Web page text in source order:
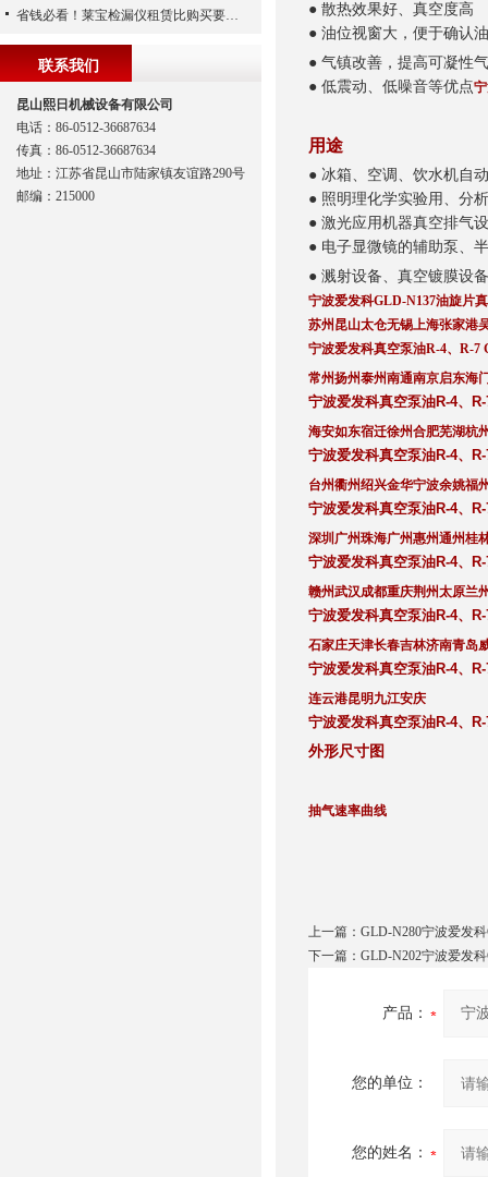
● 散热效果好、真空度高
● 油位视窗大，便于确认
● 气镇改善，提高可凝性
● 低震动、低噪音等优点
用途
● 冰箱、空调、饮水机自
● 照明理化学实验用、分
● 激光应用机器真空排气
● 电子显微镜的辅助泵、
● 溅射设备、真空镀膜设备
宁波爱发科GLD-N137油旋片
苏州昆山太仓无锡上海张家港
宁波爱发科真空泵油R-4、R-7
常州扬州泰州南通南京启东海
宁波爱发科真空泵油R-4、
海安如东宿迁徐州合肥芜湖杭
宁波爱发科真空泵油R-4、
台州衢州绍兴金华宁波余姚福
宁波爱发科真空泵油R-4、
深圳广州珠海广州惠州通州桂
宁波爱发科真空泵油R-4、
赣州武汉成都重庆荆州太原兰
宁波爱发科真空泵油R-4、
石家庄天津长春吉林济南青岛
宁波爱发科真空泵油R-4、
连云港昆明九江安庆
宁波爱发科真空泵油R-4、
外形尺寸图
抽气速率曲线
上一篇： GLD-N280宁波爱发
下一篇： GLD-N202宁波爱发
产品：
您的单位：
您的姓名：
省钱必看！莱宝检漏仪租赁比购买要合算
联系我们
昆山熙日机械设备有限公司
电话：86-0512-36687634
传真：86-0512-36687634
地址：江苏省昆山市陆家镇友谊路290号
邮编：215000